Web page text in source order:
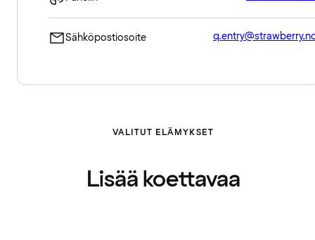
Sähköpostiosoite
VALITUT ELÄMYKSET
Lisää koettavaa